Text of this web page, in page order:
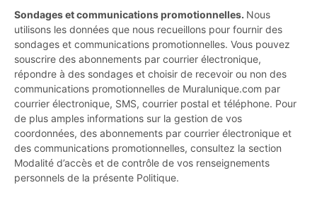
Sondages et communications promotionnelles. Nous
utilisons les données que nous recueillons pour fournir des
sondages et communications promotionnelles. Vous pouvez
souscrire des abonnements par courrier électronique,
répondre à des sondages et choisir de recevoir ou non des
communications promotionnelles de Muralunique.com par
courrier électronique, SMS, courrier postal et téléphone. Pour
de plus amples informations sur la gestion de vos
coordonnées, des abonnements par courrier électronique et
des communications promotionnelles, consultez la section
Modalité d’accès et de contrôle de vos renseignements
personnels de la présente Politique.